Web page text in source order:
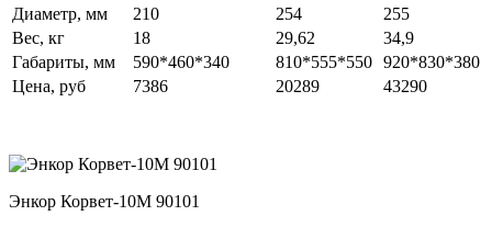
Диаметр, мм
210 254
255
Вес, кг
18 29,62
34,9
Габариты, мм
590*460*340 810*555*550 920*830*380
Цена, руб
7386 20289 43290
Энкор Корвет-10М 90101